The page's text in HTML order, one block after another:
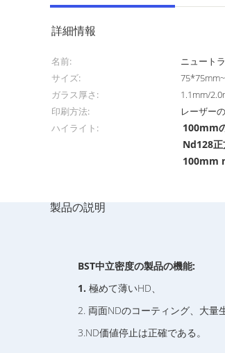
詳細情報
名前: ニュート
サイズ:
ガラス厚さ:
1.1mm/
印刷方法:
レーザー
ハイライト:
100mm
Nd128正
100mm
製品の説明
BST中立密度の製品の機能:
1. 極めて薄いHD、
2. 両面NDのコーティング、大量
3.ND価値停止は正確である。